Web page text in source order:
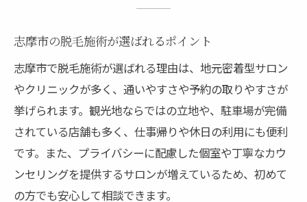
志摩市の脱毛施術が選ばれるポイント
志摩市で脱毛施術が選ばれる理由は、地元密着型サロン
やクリニックが多く、通いやすさや予約の取りやすさが
挙げられます。観光地ならではの立地や、駐車場が完備
されている店舗も多く、仕事帰りや休日の利用にも便利
です。また、プライバシーに配慮した個室や丁寧なカウ
ンセリングを提供するサロンが増えているため、初めて
の方でも安心して相談できます。